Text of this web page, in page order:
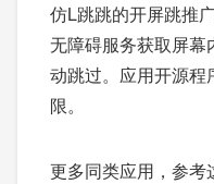
仿L跳跳的开屏跳推
无障碍服务获取屏幕
动跳过。应用开源程
限。
更多同类应用，参考